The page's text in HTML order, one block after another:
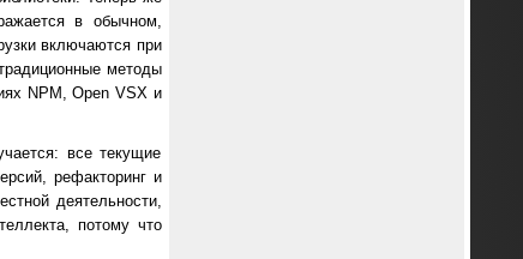
в обычном,
включаются при
методы
NPM, Open VSX и
все текущие
рефакторинг и
деятельности,
потому что